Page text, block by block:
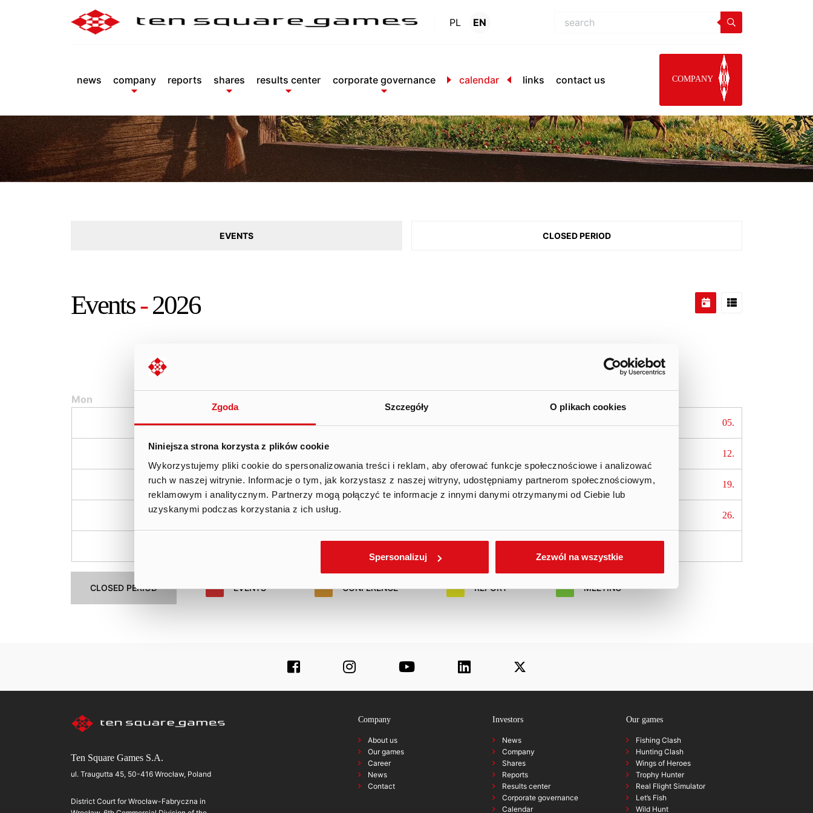
Zgoda Szczegóły O plikach cookies
Niniejsza strona korzysta z plików cookie
Wykorzystujemy pliki cookie do spersonalizowania treści i reklam, aby oferować funkcje społecznościowe i analizować
ruch w naszej witrynie. Informacje o tym, jak korzystasz z naszej witryny, udostępniamy partnerom społecznościowym,
reklamowym i analitycznym. Partnerzy mogą połączyć te informacje z innymi danymi otrzymanymi od Ciebie lub
uzyskanymi podczas korzystania z ich usług.
Spersonalizuj Zezwól na wszystkie
PL EN
news company reports shares results center corporate governance calendar links contact us COMPANY
Calendar.
EVENTS CLOSED PERIOD
Events-2026
Mon
05.
07. 12.
13. 14. 15. 16. 17. 18. 19.
20. 21. 22. 26.
CLOSED PERIOD EVENTS CONFERENCE REPORT MEETING
Ten Square Games S.A.
ul. Traugutta 45, 50-416 Wrocław, Poland
District Court for Wrocław-Fabryczna in
Company
About us
Our games
Career
News
Contact
Investors
News
Company
Shares
Reports
Results center
Corporate governance
Calendar
Our games
Fishing Clash
Hunting Clash
Wings of Heroes
Trophy Hunter
Real Flight Simulator
Let’s Fish
Wild Hunt